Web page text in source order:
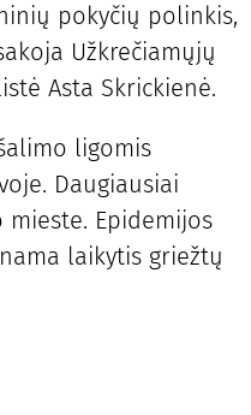
pokyčių polinkis,
Užkrečiamųjų
Asta Skrickienė.
ligomis
Daugiausiai
mieste. Epidemijos
laikytis griežtų